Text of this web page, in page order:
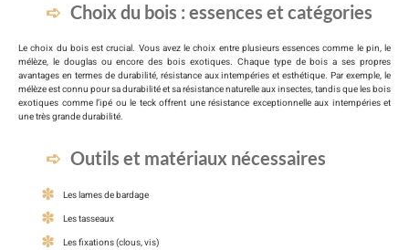
Choix du bois : essences et catégories
Le choix du bois est crucial. Vous avez le choix entre plusieurs essences comme le pin, le
mélèze, le douglas ou encore des bois exotiques. Chaque type de bois a ses propres
avantages en termes de durabilité, résistance aux intempéries et esthétique. Par exemple, le
mélèze est connu pour sa durabilité et sa résistance naturelle aux insectes, tandis que les bois
exotiques comme l’ipé ou le teck offrent une résistance exceptionnelle aux intempéries et
une très grande durabilité.
Outils et matériaux nécessaires
Les lames de bardage
Les tasseaux
Les fixations (clous, vis)